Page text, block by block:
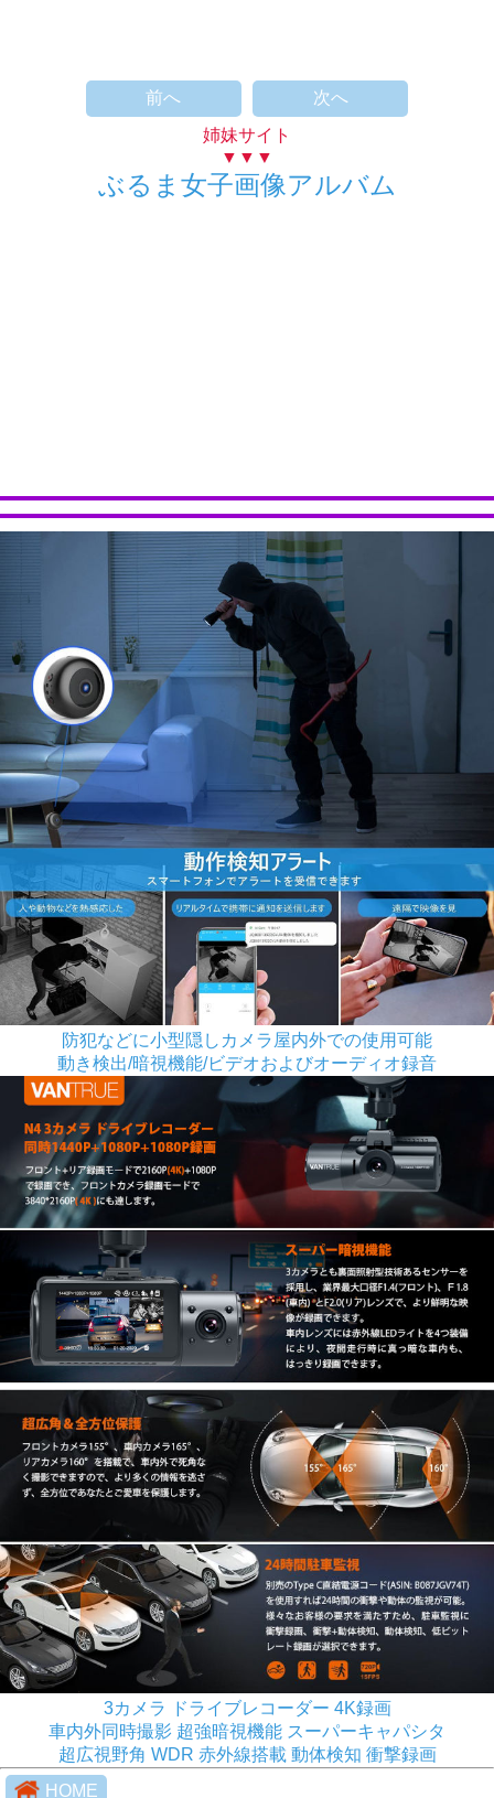
前へ
次へ
姉妹サイト
▼▼▼
ぶるま女子画像アルバム
防犯などに小型隠しカメラ屋内外での使用可能
動き検出/暗視機能/ビデオおよびオーディオ録音
3カメラ ドライブレコーダー 4K録画
車内外同時撮影 超強暗視機能 スーパーキャパシタ
超広視野角 WDR 赤外線搭載 動体検知 衝撃録画
HOME